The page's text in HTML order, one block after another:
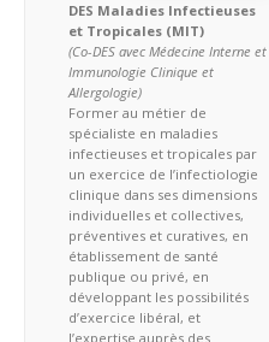
DES Maladies Infectieuses
et Tropicales (MIT)
(Co-DES avec Médecine Interne et
Immunologie Clinique et
Allergologie)
Former au métier de
spécialiste en maladies
infectieuses et tropicales par
un exercice de l’infectiologie
clinique dans ses dimensions
individuelles et collectives,
préventives et curatives, en
établissement de santé
publique ou privé, en
développant les possibilités
d’exercice libéral, et
l’expertise auprès des